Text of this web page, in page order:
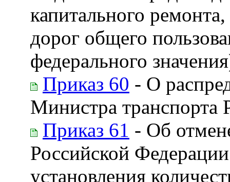
капитального
дорог общего
федерального
Приказ 60 - О
Министра транспорта
Приказ 61 - Об
Российской
установления